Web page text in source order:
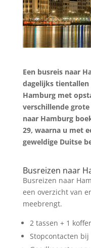
Een busreis naar
dagelijks tientallen
Hamburg met
verschillende
naar Hamburg
29, waarna u met
geweldige Duitse
Busreizen naar
Busreizen naar
een overzicht van
meebrengt.
2 tassen + 1
Stopcontacten